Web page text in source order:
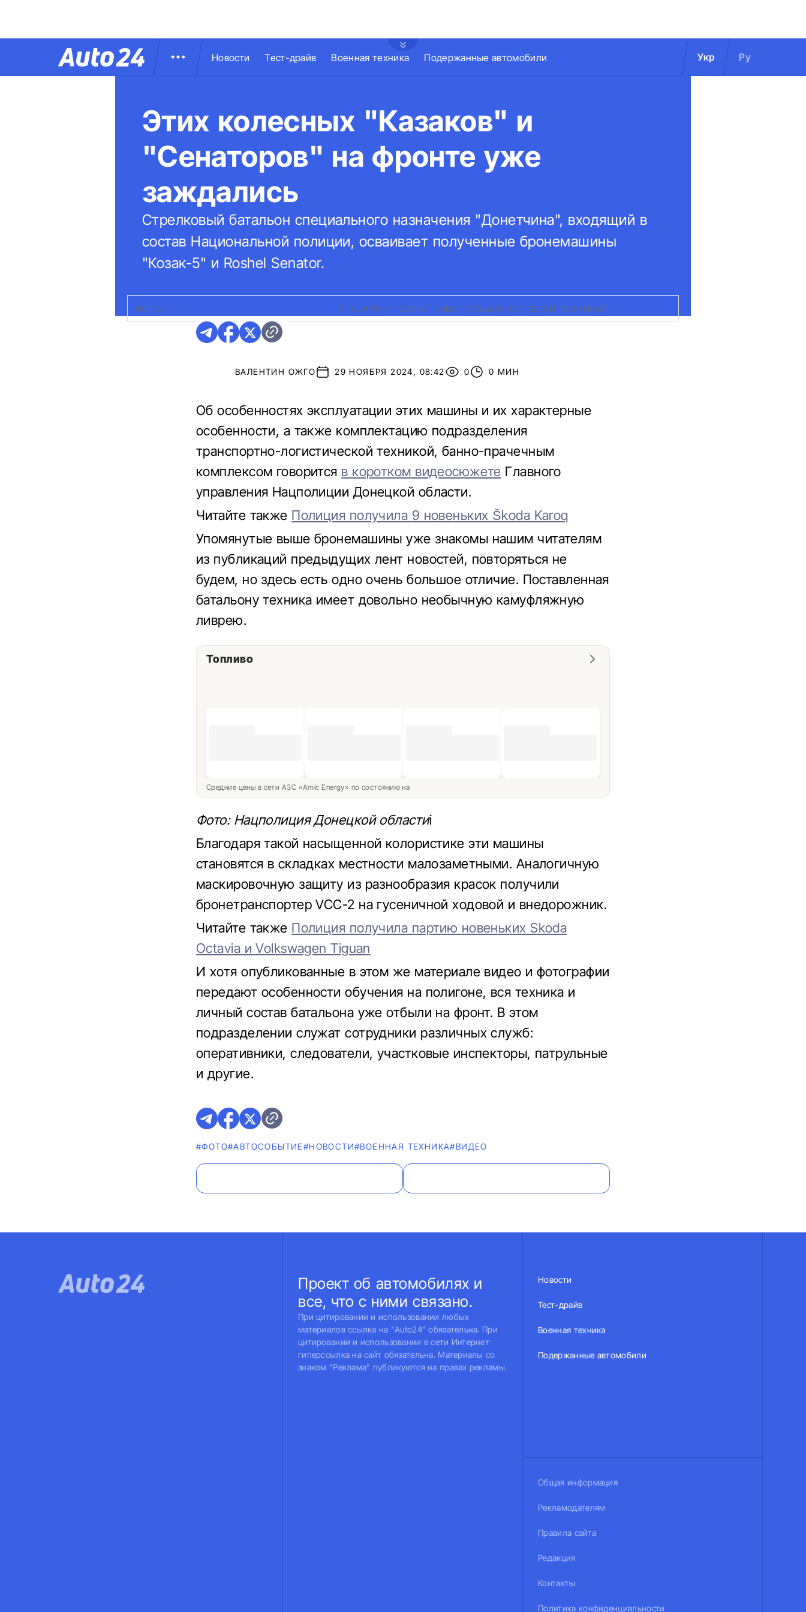
Новости Тест-драйв Военная техника Подержанные автомобили Укр Ру
Этих колесных "Казаков" и
"Сенаторов" на фронте уже
заждались
Стрелковый батальон специального назначения "Донетчина", входящий в
состав Национальной полиции, осваивает полученные бронемашины
"Козак-5" и Roshel Senator.
ФОТО: НА ФРОНТ "ДОНЕТЧИНА" ОТБЫЛА СО СВОЕЙ ТЕХНИКОЙ
ВАЛЕНТИН ОЖГО 29 НОЯБРЯ 2024, 08:42 0 0 МИН
Об особенностях эксплуатации этих машины и их характерные
особенности, а также комплектацию подразделения
транспортно-логистической техникой, банно-прачечным
комплексом говорится в коротком видеосюжете Главного
управления Нацполиции Донецкой области.
Читайте также Полиция получила 9 новеньких Škoda Karoq
Упомянутые выше бронемашины уже знакомы нашим читателям
из публикаций предыдущих лент новостей, повторяться не
будем, но здесь есть одно очень большое отличие. Поставленная
батальону техника имеет довольно необычную камуфляжную
ливрею.
Топливо
Средние цены в сети АЗС «Amic Energy» по состоянию на
Фото: Нацполиция Донецкой областиі
Благодаря такой насыщенной колористике эти машины
становятся в складках местности малозаметными. Аналогичную
маскировочную защиту из разнообразия красок получили
бронетранспортер VCC-2 на гусеничной ходовой и внедорожник.
Читайте также Полиция получила партию новеньких Skoda
Octavia и Volkswagen Tiguan
И хотя опубликованные в этом же материале видео и фотографии
передают особенности обучения на полигоне, вся техника и
личный состав батальона уже отбыли на фронт. В этом
подразделении служат сотрудники различных служб:
оперативники, следователи, участковые инспекторы, патрульные
и другие.
#ФОТО#АВТОСОБЫТИЕ#НОВОСТИ#ВОЕННАЯ ТЕХНИКА#ВИДЕО
Проект об автомобилях и
все, что с ними связано.
При цитировании и использовании любых
материалов ссылка на "Auto24" обязательна. При
цитировании и использовании в сети Интернет
гиперссылка на сайт обязательна. Материалы со
знаком "Реклама" публикуются на правах рекламы.
Новости
Тест-драйв
Военная техника
Подержанные автомобили
Общая информация
Рекламодателям
Правила сайта
Редакция
Контакты
Политика конфиденциальности